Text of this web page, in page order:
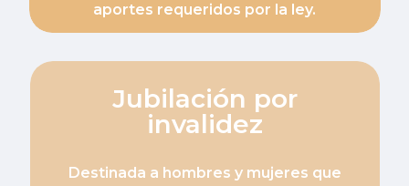
aportes requeridos por la ley.
Jubilación por
invalidez
Destinada a hombres y mujeres que